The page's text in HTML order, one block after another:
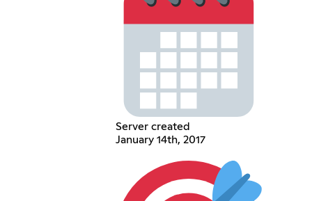
Server created
January 14th, 2017